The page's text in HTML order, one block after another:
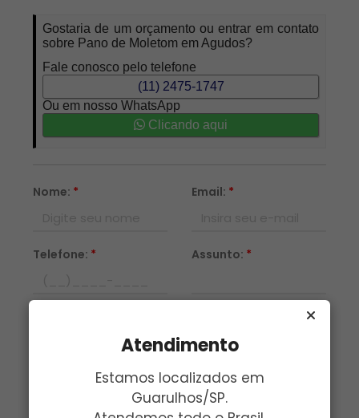
Atendimento
Estamos localizados em
Guarulhos/SP.
Gostaria de um orçamento ou entrar em contato
sobre Pano de Moletom em Agudos?
Fale conosco pelo telefone
(11) 2475-1747
Ou em nosso WhatsApp
Clicando aqui
Nome: * Email: *
Telefone: * Assunto: *